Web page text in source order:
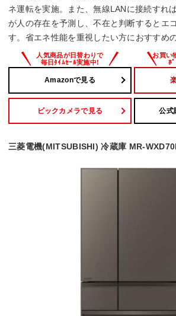
ネ運転を実施。また、無線LANに接続すれ
が人の存在を予測し、不在と判断するとエ
す。省エネ性能を重視したい方におすすめ
Amazonで見る
ビックカメラで見る 公式
三菱電機(MITSUBISHI) 冷蔵庫 MR-